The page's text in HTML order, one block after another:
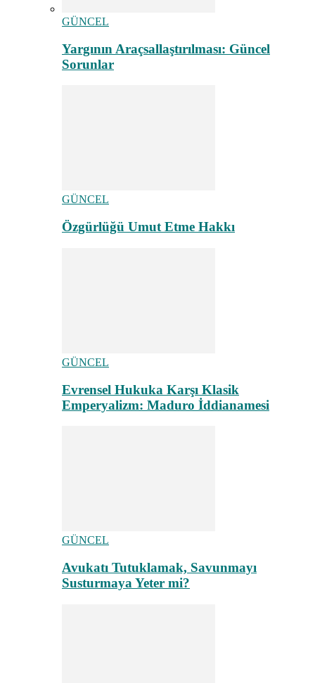
GÜNCEL
Yargının Araçsallaştırılması: Güncel
Sorunlar
GÜNCEL
Özgürlüğü Umut Etme Hakkı
GÜNCEL
Evrensel Hukuka Karşı Klasik
Emperyalizm: Maduro İddianamesi
GÜNCEL
Avukatı Tutuklamak, Savunmayı
Susturmaya Yeter mi?